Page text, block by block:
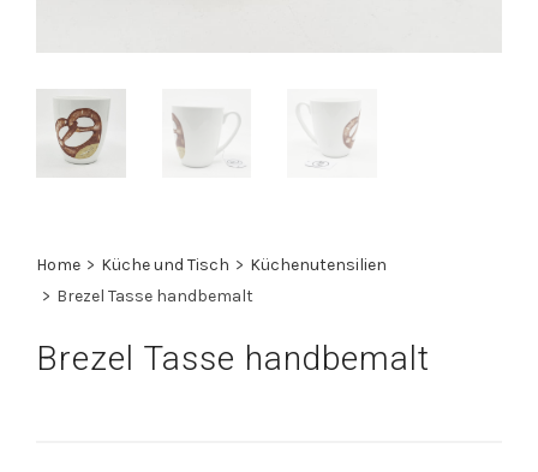
Home > Küche und Tisch > Küchenutensilien
> Brezel Tasse handbemalt
Brezel Tasse handbemalt